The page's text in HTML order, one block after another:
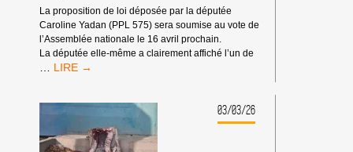
La proposition de loi déposée par la députée
Caroline Yadan (PPL 575) sera soumise au vote de
l’Assemblée nationale le 16 avril prochain.
La députée elle-même a clairement affiché l’un de
PROPOSITION
YADAN
575)
03/03/26